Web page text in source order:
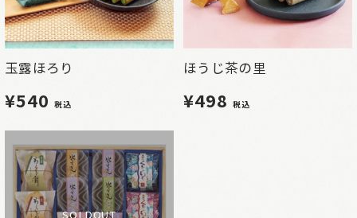
玉露ほろり
¥540税込
ほうじ茶の里
¥498税込
SOLDOUT